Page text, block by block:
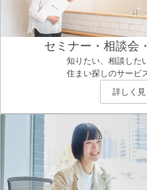
セミナー・相談会
知りたい、相談した
住まい探しのサービ
詳しく見